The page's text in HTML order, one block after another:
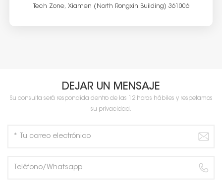
Tech Zone, Xiamen (North Rongxin Building) 361006
DEJAR UN MENSAJE
Su consulta será respondida dentro de las 12 horas hábiles y respetamos
su privacidad.